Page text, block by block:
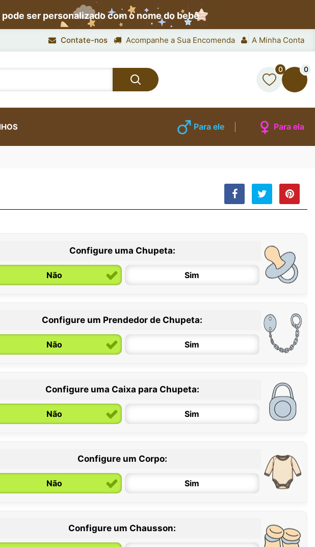
ser personalizado com o nome do bebê
Contate-nos Acompanhe a Sua Encomenda A Minha Conta
0 0
Para ele Para ela
Configure uma Chupeta:
Não Sim
0 / 6 meses
Configure um Prendedor de Chupeta:
Não Sim
Configure uma Caixa para Chupeta:
Não Sim
Configure um Corpo:
Não Sim
6 / 12 meses 12 / 18 meses
Configure um Chausson: